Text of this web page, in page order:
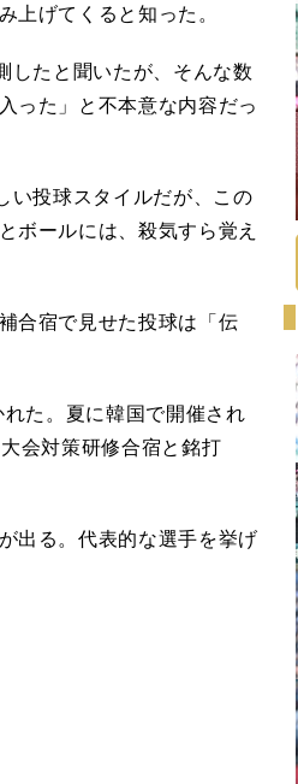
上げてくると知った。
たと聞いたが、そんな数
った」と不本意な内容だっ
い投球スタイルだが、この
ボールには、殺気すら覚え
合宿で見せた投球は「伝
た。夏に韓国で開催され
会対策研修合宿と銘打
出る。代表的な選手を挙げ